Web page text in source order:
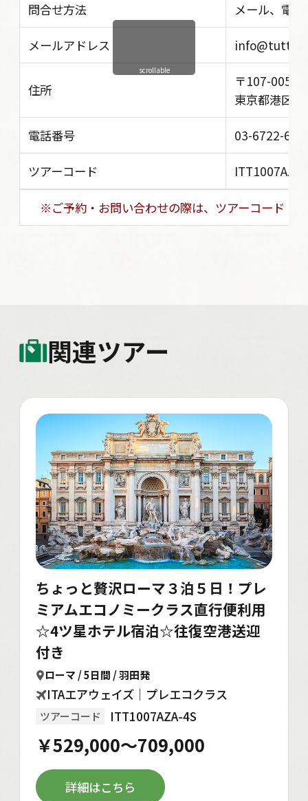
問合せ方法 メール、電話
メールアドレス info@tutta-
住所
〒107-0052
東京都港区
電話番号 03-6722-
ツアーコード ITT1007AZY
※ご予約・お問い合わせの際は、ツアーコード を
scrollable
関連ツアー
ちょっと贅沢ローマ３泊５日！プレ
ミアムエコノミークラス直行便利用
☆4ツ星ホテル宿泊☆往復空港送迎
付き
ローマ / 5日間 / 羽田発
ITAエアウェイズ｜プレエコクラス
ツアーコード ITT1007AZA-4S
￥529,000～709,000
詳細はこちら